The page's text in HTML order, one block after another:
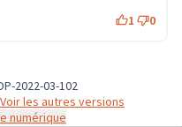
1 0
2022-03-102
voir les autres versions
numérique